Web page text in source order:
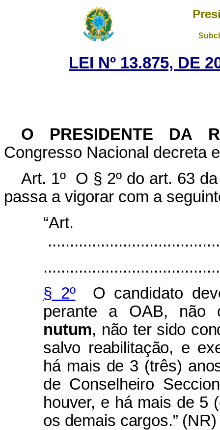
LEI Nº 13.875, DE
O PRESIDENTE DA
Congresso Nacional decreta
Art. 1º O § 2º do art. 63
passa a vigorar com a
§ 2ºO candidato
perante a OAB, não
nutum, não ter sido
salvo reabilitação, e
há mais de 3 (três)
de Conselheiro
houver, e há mais de 5
os demais cargos.” (NR)